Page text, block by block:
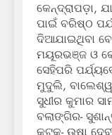
କେନ୍ଦ୍ରାପଡ଼ା,
ପାଇଁ ବରିଷ୍ଠ
ଦିଆଯାଇଥିବା
ମୟୂରଭଞ୍ଜ ଓ
ସେହିପରି
ମୁଦୁଲି,
ସୁଧୀର କୁମାର
ବଲାଙ୍ଗିର-